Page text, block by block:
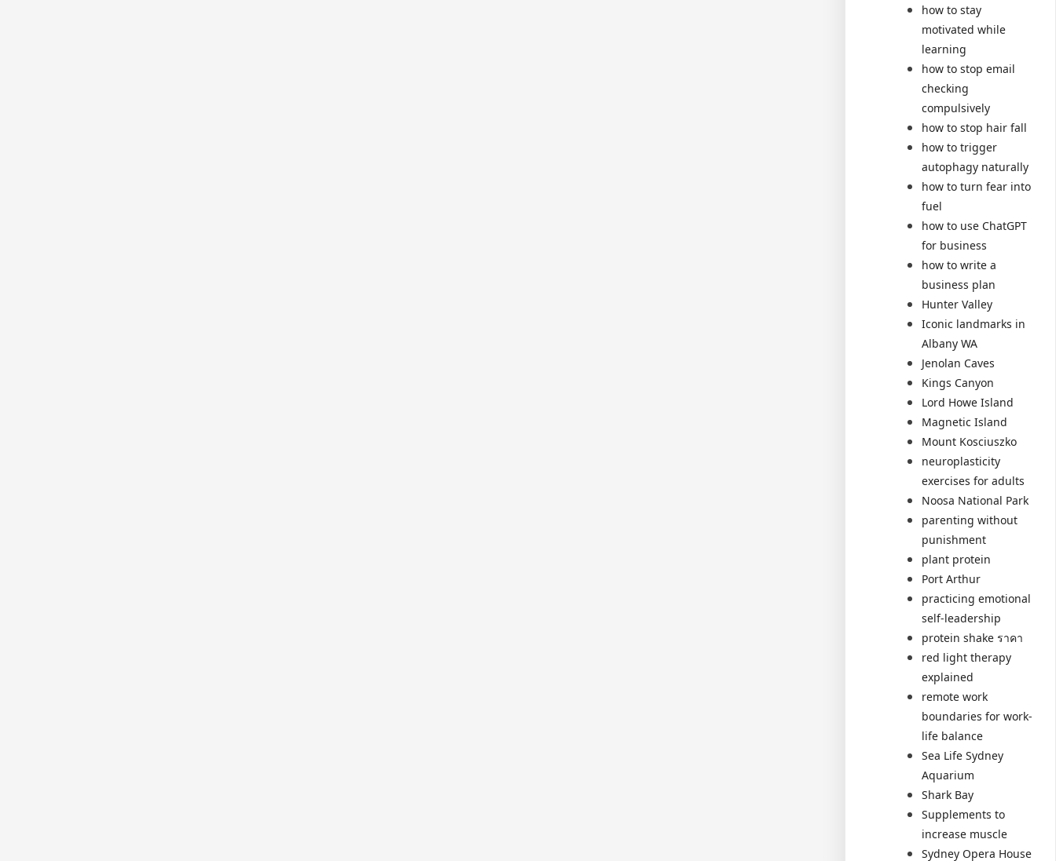
how to stay
motivated while
learning
how to stop email
checking
compulsively
how to stop hair fall
how to trigger
autophagy naturally
how to turn fear into
fuel
how to use ChatGPT
for business
how to write a
business plan
Hunter Valley
Iconic landmarks in
Albany WA
Jenolan Caves
Kings Canyon
Lord Howe Island
Magnetic Island
Mount Kosciuszko
neuroplasticity
exercises for adults
Noosa National Park
parenting without
punishment
plant protein
Port Arthur
practicing emotional
self-leadership
protein shake ราคา
red light therapy
explained
remote work
boundaries for work-
life balance
Sea Life Sydney
Aquarium
Shark Bay
Supplements to
increase muscle
Sydney Opera House